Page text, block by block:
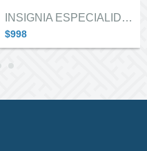
INSIGNIA ESPECIALIDAD GUIAS EN CARAVANA...
$998